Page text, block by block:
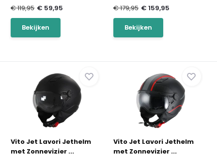
€ 119,95 € 59,95
Bekijken
€ 179,95 € 159,95
Bekijken
Vito Jet Lavori Jethelm
met Zonnevizier ...
Vito Jet Lavori Jethelm
met Zonnevizier ...